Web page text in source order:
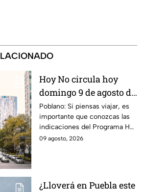
Hoy No circula hoy
domingo 9 de agosto de
2026: ¿Qué autos no
transitan en la CDMX y
EdoMex?
Poblano: Si piensas viajar, es
importante que conozcas las
indicaciones del Programa Hoy
No Circula HOY domingo 9 de
09 agosto, 2026
¿Lloverá en Puebla este